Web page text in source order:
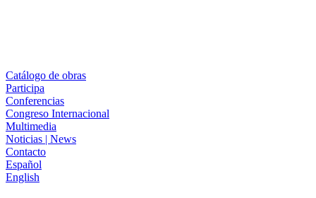
Catálogo de obras
Participa
Conferencias
Congreso Internacional
Multimedia
Noticias | News
Contacto
Español
English